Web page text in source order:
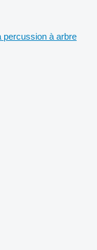
percussion à arbre